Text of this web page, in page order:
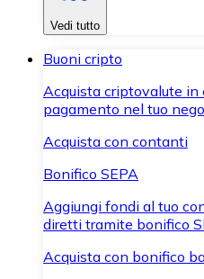
Vedi tutto
Buoni cripto
Acquista criptovalute
pagamento nel tuo
Acquista con contanti
Bonifico SEPA
Aggiungi fondi al tuo
diretti tramite bonifico
Acquista con bonifico